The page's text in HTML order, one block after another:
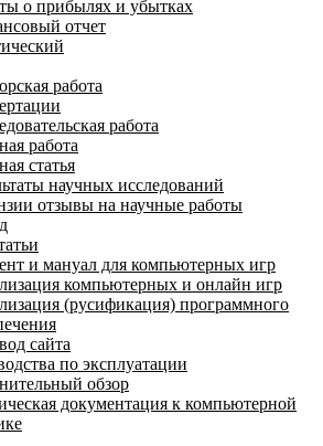
о прибылях и убытках
отчет
работа
работа
работа
статья
научных исследований
отзывы на научные работы
и мануал для компьютерных игр
компьютерных и онлайн игр
(русификация) программного
сайта
по эксплуатации
обзор
документация к компьютерной